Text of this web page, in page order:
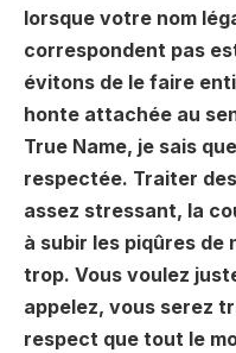
lorsque votre nom
correspondent pas
évitons de le faire
honte attachée au
True Name, je sais
respectée. Traiter
assez stressant, la
à subir les piqûres de
trop. Vous voulez
appelez, vous serez
respect que tout le